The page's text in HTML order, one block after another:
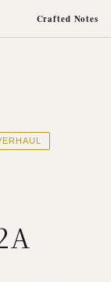
Crafted Notes